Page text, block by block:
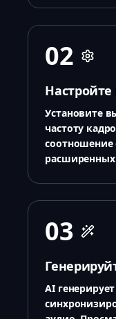
02
Настройте
Установите
частоту
соотношение
03
AI